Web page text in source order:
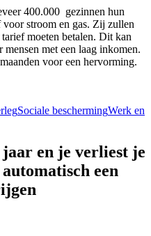
400.000 gezinnen hun
stroom en gas. Zij zullen
moeten betalen. Dit kan
met een laag inkomen.
voor een hervorming.
Sociale beschermingWerk en
en je verliest je
een